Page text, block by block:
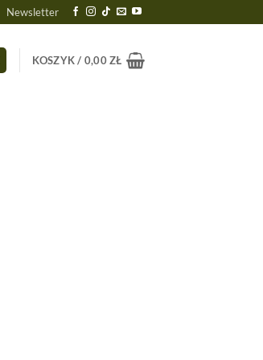
Newsletter
KOSZYK / 0,00ZŁ